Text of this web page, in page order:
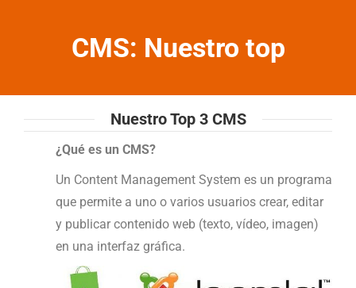
CMS: Nuestro top
Nuestro Top 3 CMS
¿Qué es un CMS?
Un Content Management System es un programa
que permite a uno o varios usuarios crear, editar
y publicar contenido web (texto, vídeo, imagen)
en una interfaz gráfica.